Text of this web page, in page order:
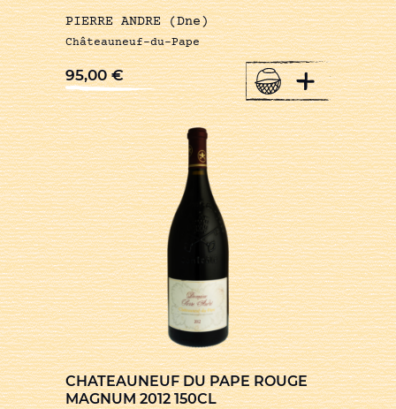
PIERRE ANDRE (Dne)
Châteauneuf-du-Pape
95,00€ +
CHATEAUNEUF DU PAPE ROUGE
MAGNUM 2012 150CL